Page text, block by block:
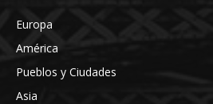
Europa
América
Pueblos y Ciudades
Asia